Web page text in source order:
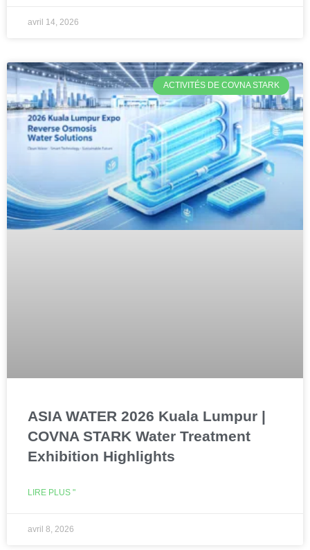
avril 14, 2026
ACTIVITÉS DE COVNA STARK
ASIA WATER 2026 Kuala Lumpur |
COVNA STARK Water Treatment
Exhibition Highlights
LIRE PLUS "
avril 8, 2026